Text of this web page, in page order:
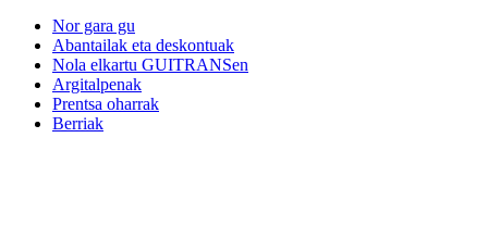
Nor gara gu
Abantailak eta deskontuak
Nola elkartu GUITRANSen
Argitalpenak
Prentsa oharrak
Berriak